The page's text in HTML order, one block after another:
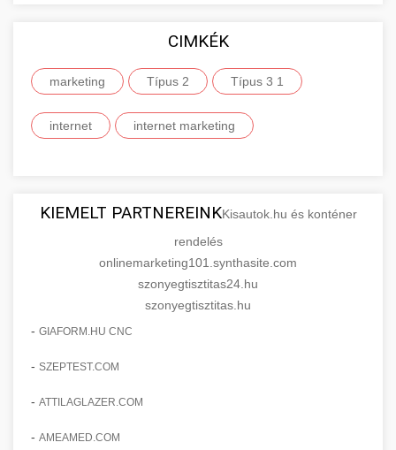
CIMKÉK
marketing Típus 2 Típus 3 1
internet internet marketing
KIEMELT PARTNEREINKKisautok.hu és konténer
rendelés
onlinemarketing101.synthasite.com
szonyegtisztitas24.hu
szonyegtisztitas.hu
- GIAFORM.HU CNC
- SZEPTEST.COM
- ATTILAGLAZER.COM
- AMEAMED.COM